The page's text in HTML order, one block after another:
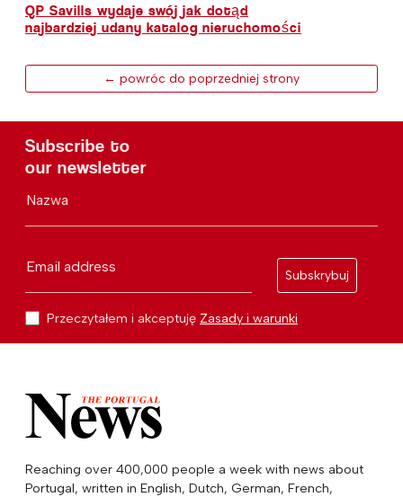
QP Savills wydaje swój jak dotąd
najbardziej udany katalog nieruchomości
← powróc do poprzedniej strony
Subscribe to
our newsletter
Nazwa
Email address
Subskrybuj
Przeczytałem i akceptuję Zasady i warunki
Reaching over 400,000 people a week with news about
Portugal, written in English, Dutch, German, French,